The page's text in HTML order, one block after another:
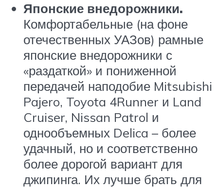
Японские внедорожники.
Комфортабельные (на фоне
отечественных УАЗов) рамные
японские внедорожники с
«раздаткой» и пониженной
передачей наподобие Mitsubishi
Pajero, Toyota 4Runner и Land
Cruiser, Nissan Patrol и
однообъемных Delica – более
удачный, но и соответственно
более дорогой вариант для
джипинга. Их лучше брать для